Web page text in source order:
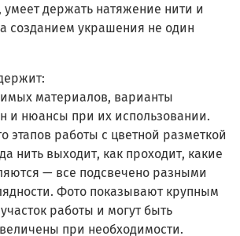
умеет держать натяжение нити и
созданием украшения не один
материалов, варианты
и нюансы при их использовании.
этапов работы с цветной разметкой
нить выходит, как проходит, какие
— все подсвечено разными
Фото показывают крупным
работы и могут быть
при необходимости.